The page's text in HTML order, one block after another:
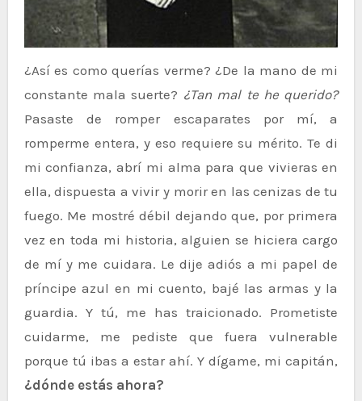
¿Así es como querías verme? ¿De la mano de mi
constante mala suerte? ¿Tan mal te he querido?
Pasaste de romper escaparates por mí, a
romperme entera, y eso requiere su mérito. Te di
mi confianza, abrí mi alma para que vivieras en
ella, dispuesta a vivir y morir en las cenizas de tu
fuego. Me mostré débil dejando que, por primera
vez en toda mi historia, alguien se hiciera cargo
de mí y me cuidara. Le dije adiós a mi papel de
príncipe azul en mi cuento, bajé las armas y la
guardia. Y tú, me has traicionado. Prometiste
cuidarme, me pediste que fuera vulnerable
porque tú ibas a estar ahí. Y dígame, mi capitán,
¿dónde estás ahora?